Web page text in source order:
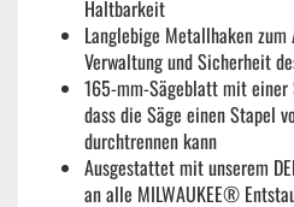
Haltbarkeit
Langlebige Metallhaken
Verwaltung und Sicherheit
165-mm-Sägeblatt mit
dass die Säge einen Stapel
durchtrennen kann
Ausgestattet mit unserem
an alle MILWAUKEE®